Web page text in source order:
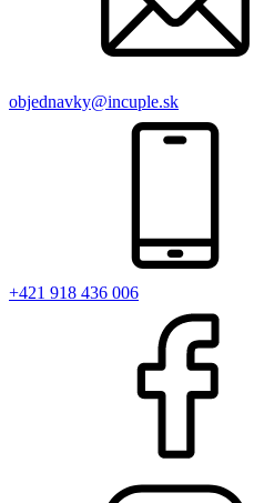
objednavky@incuple.sk
+421 918 436 006